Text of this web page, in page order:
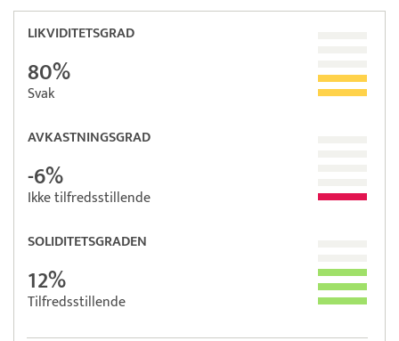
LIKVIDITETSGRAD
80%
Svak
AVKASTNINGSGRAD
-6%
Ikke tilfredsstillende
SOLIDITETSGRADEN
12%
Tilfredsstillende